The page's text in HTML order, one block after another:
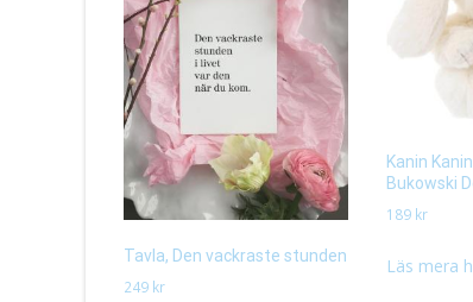
Tavla, Den vackraste stunden
249 kr
Kanin
Bukowski
189 kr
Läs mera